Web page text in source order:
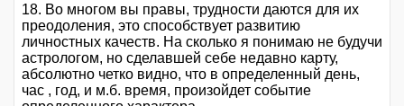
18. Во многом вы правы, трудности даются для их
преодоления, это способствует развитию
личностных качеств. На сколько я понимаю не будучи
астрологом, но сделавшей себе недавно карту,
абсолютно четко видно, что в определенный день,
час , год, и м.б. время, произойдет событие